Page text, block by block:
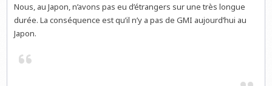
Nous, au Japon, n’avons pas eu d’étrangers sur une très longue
durée. La conséquence est qu’il n’y a pas de GMI aujourd’hui au
Japon.